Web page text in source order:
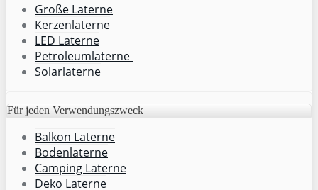
Große Laterne
Kerzenlaterne
LED Laterne
Petroleumlaterne
Solarlaterne
Für jeden Verwendungszweck
Balkon Laterne
Bodenlaterne
Camping Laterne
Deko Laterne